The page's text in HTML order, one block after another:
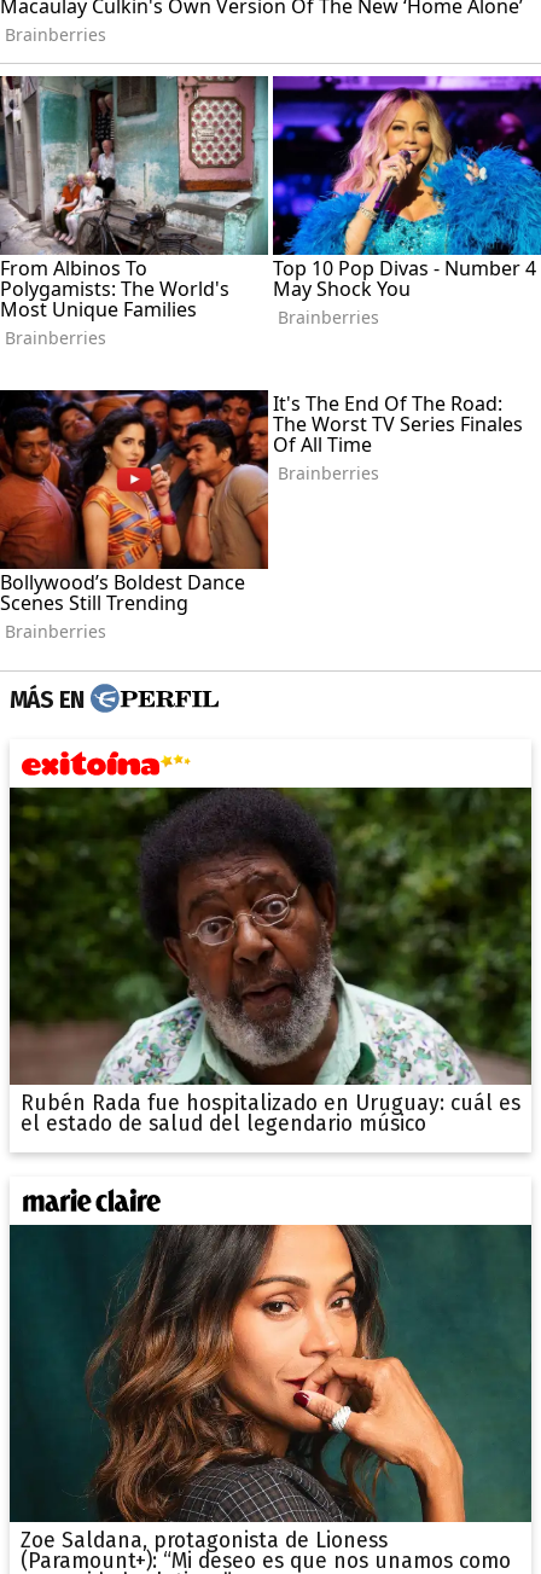
MÁS EN
Rubén Rada fue hospitalizado en Uruguay: cuál es
el estado de salud del legendario músico
Zoe Saldana, protagonista de Lioness
(Paramount+): “Mi deseo es que nos unamos como